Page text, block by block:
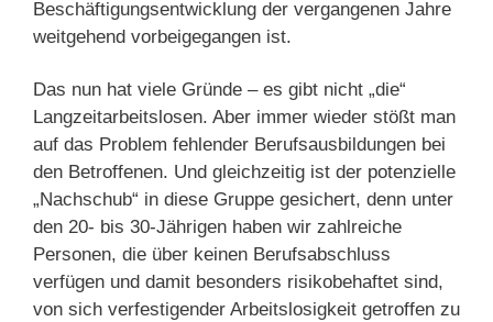
Beschäftigungsentwicklung der vergangenen Jahre
weitgehend vorbeigegangen ist.
Das nun hat viele Gründe – es gibt nicht „die“
Langzeitarbeitslosen. Aber immer wieder stößt man
auf das Problem fehlender Berufsausbildungen bei
den Betroffenen. Und gleichzeitig ist der potenzielle
„Nachschub“ in diese Gruppe gesichert, denn unter
den 20- bis 30-Jährigen haben wir zahlreiche
Personen, die über keinen Berufsabschluss
verfügen und damit besonders risikobehaftet sind,
von sich verfestigender Arbeitslosigkeit getroffen zu